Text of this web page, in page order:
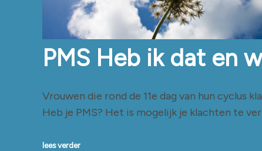
PMS Heb ik dat en
Vrouwen die rond de 11e dag van hun
Heb je PMS? Het is mogelijk je klachten te
lees verder